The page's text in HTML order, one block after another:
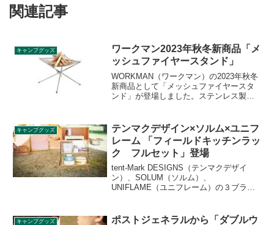
関連記事
キャンプグッズ
ワークマン2023年秋冬新商品「メ
ッシュファイヤースタンド」
WORKMAN（ワークマン）の2023年秋冬
新商品として「メッシュファイヤースタ
ンド」が登場しました。ステンレス製の
パクトな構造となっています。詳細をレ
ビューします。
キャンプグッズ
テンマクデザイン×ソルム×ユニフ
レーム 「フィールドキッチンラッ
ク フルセット」登場
tent-Mark DESIGNS（テンマクデザイ
ン）、SOLUM（ソルム）、
UNIFLAME（ユニフレーム）の３ブラン
防、ハーフラックとシンクラックのセッ
キャンプグッズ ポストジェネラルから「ダブルウ